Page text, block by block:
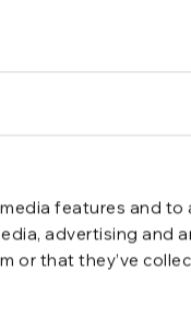
features and to
advertising and
or that they’ve